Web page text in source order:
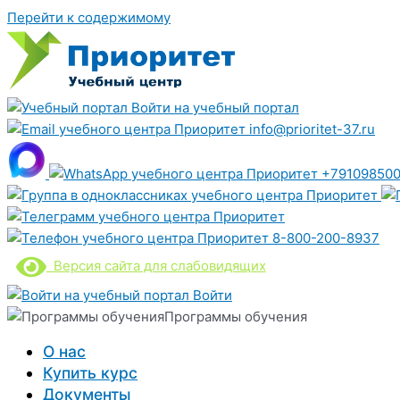
Перейти к содержимому
Войти на учебный портал
info@prioritet-37.ru
8-800-200-8937
Версия сайта для слабовидящих
Войти
Программы обучения
О нас
Купить курс
Документы